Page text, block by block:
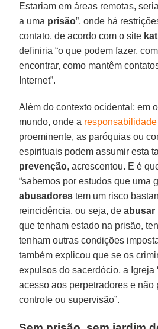
Estariam em áreas remotas,
a uma prisão”, onde há
contato, de acordo com o site
definiria “o que podem fazer,
encontrar, como mantêm
Internet”.
Além do contexto ocidental; em
mundo, onde a
proeminente, as paróquias ou
espirituais podem assumir esta
prevenção, acrescentou. E é
“sabemos por estudos que uma
abusadores tem um risco
reincidência, ou seja, deabusar
que tenham estado na prisão,
tenham outras condições
também explicou que se os
expulsos do sacerdócio, a Igreja
acesso aos perpetradores e não
controle ou supervisão”.